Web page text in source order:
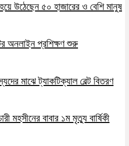
উঠেছেন ৫০ হাজারের ও বেশি মানুষ
অনলাইন প্রশিক্ষণ শুরু
মাঝে ট্যাকটিক্যাল বেল্ট বিতরণ
মহসীনের বাবার ১ম মৃত্যু বার্ষিকী